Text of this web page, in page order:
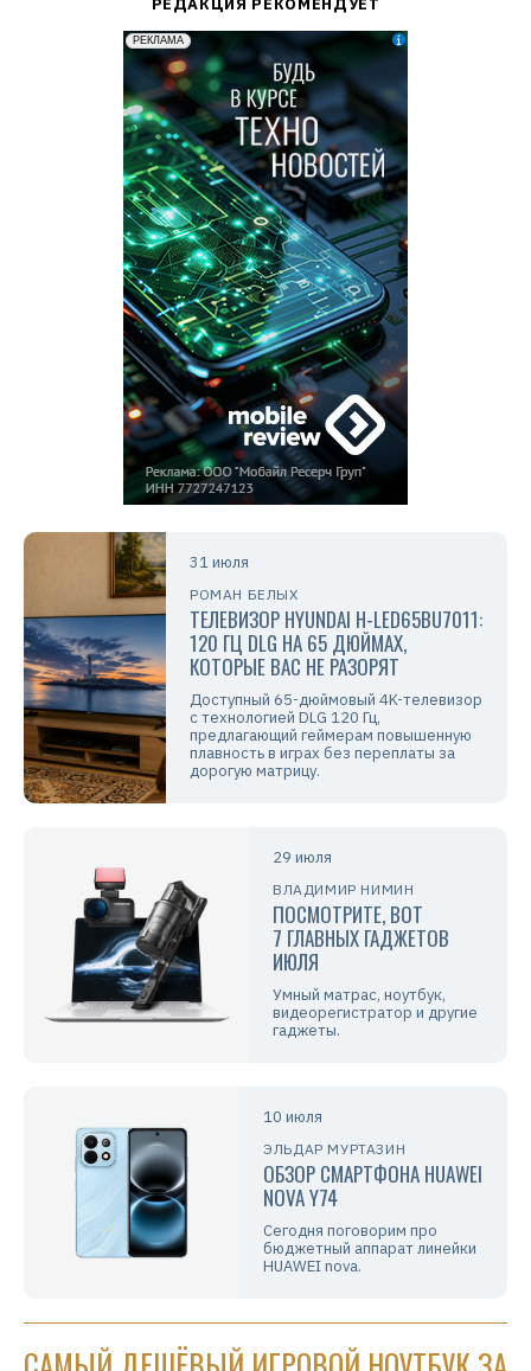
31 июля
РОМАН БЕЛЫХ
ТЕЛЕВИЗОР HYUNDAI H-LED65BU7011:
120 ГЦ DLG НА 65 ДЮЙМАХ,
КОТОРЫЕ ВАС НЕ РАЗОРЯТ
Доступный 65-дюймовый 4K-телевизор
с технологией DLG 120 Гц,
предлагающий геймерам повышенную
плавность в играх без переплаты за
дорогую матрицу.
29 июля
ВЛАДИМИР НИМИН
ПОСМОТРИТЕ, ВОТ
7 ГЛАВНЫХ ГАДЖЕТОВ
ИЮЛЯ
Умный матрас, ноутбук,
видеорегистратор и другие
гаджеты.
10 июля
ЭЛЬДАР МУРТАЗИН
ОБЗОР СМАРТФОНА HUAWEI
NOVA Y74
Сегодня поговорим про
бюджетный аппарат линейки
HUAWEI nova.